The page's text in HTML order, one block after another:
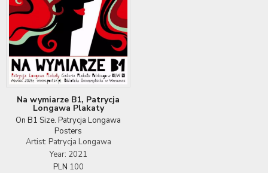
Na wymiarze B1, Patrycja
Longawa Plakaty
On B1 Size. Patrycja Longawa
Posters
Artist: Patrycja Longawa
Year: 2021
PLN 100